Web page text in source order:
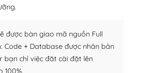
được bàn giao mã nguồn Full
Code + Database được nhân bản
bạn chỉ việc đăt cài đặt lên
100%.